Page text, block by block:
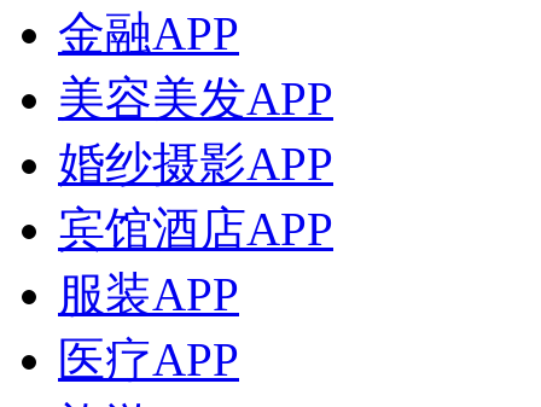
金融APP
美容美发APP
婚纱摄影APP
宾馆酒店APP
服装APP
医疗APP